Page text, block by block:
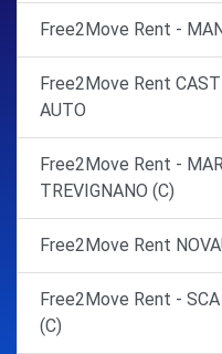
Free2Move Rent -
Free2Move Rent
AUTO
Free2Move Rent -
TREVIGNANO (C)
Free2Move Rent
Free2Move Rent -
(C)